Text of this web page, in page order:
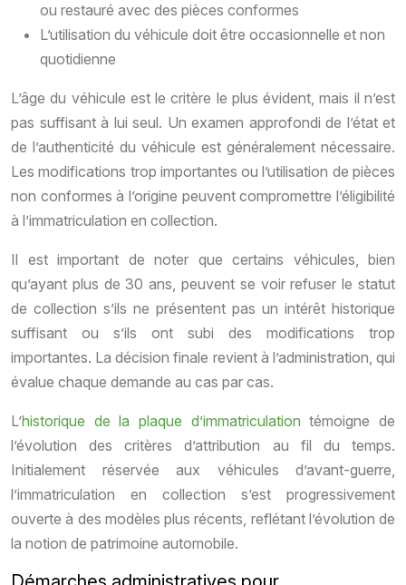
ou restauré avec des pièces conformes
L’utilisation du véhicule doit être occasionnelle et non
quotidienne
L’âge du véhicule est le critère le plus évident, mais il n’est
pas suffisant à lui seul. Un examen approfondi de l’état et
de l’authenticité du véhicule est généralement nécessaire.
Les modifications trop importantes ou l’utilisation de pièces
non conformes à l’origine peuvent compromettre l’éligibilité
à l’immatriculation en collection.
Il est important de noter que certains véhicules, bien
qu’ayant plus de 30 ans, peuvent se voir refuser le statut
de collection s’ils ne présentent pas un intérêt historique
suffisant ou s’ils ont subi des modifications trop
importantes. La décision finale revient à l’administration, qui
évalue chaque demande au cas par cas.
L’historique de la plaque d’immatriculation témoigne de
l’évolution des critères d’attribution au fil du temps.
Initialement réservée aux véhicules d’avant-guerre,
l’immatriculation en collection s’est progressivement
ouverte à des modèles plus récents, reflétant l’évolution de
la notion de patrimoine automobile.